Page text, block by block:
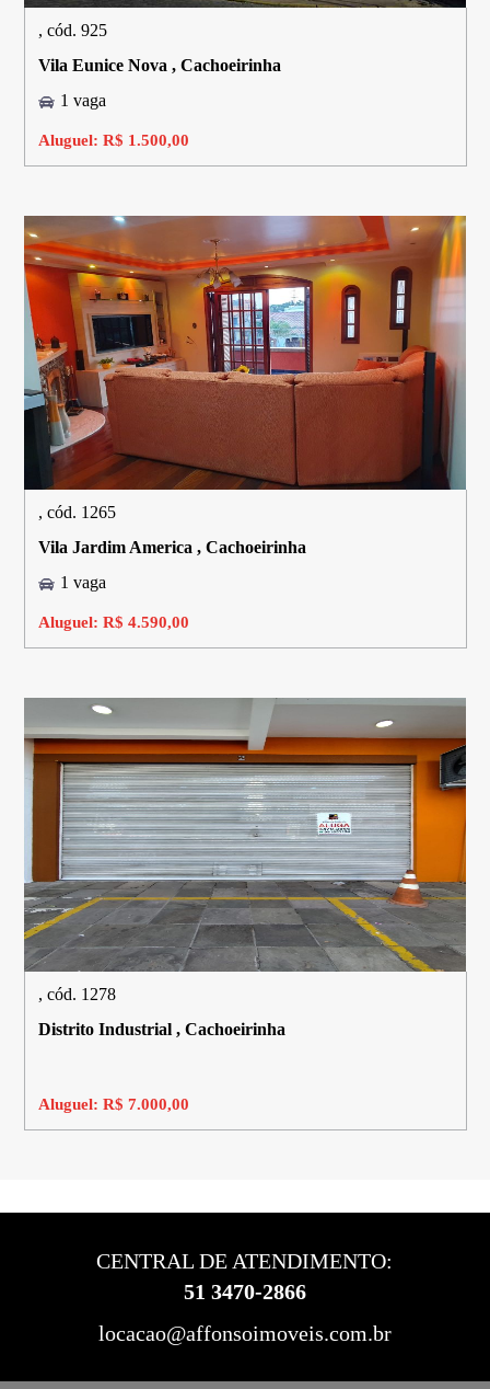
, cód. 925
Vila Eunice Nova , Cachoeirinha
1 vaga
Aluguel: R$ 1.500,00
, cód. 1265
Vila Jardim America , Cachoeirinha
1 vaga
Aluguel: R$ 4.590,00
, cód. 1278
Distrito Industrial , Cachoeirinha
Aluguel: R$ 7.000,00
CENTRAL DE ATENDIMENTO:
51 3470-2866
locacao@affonsoimoveis.com.br